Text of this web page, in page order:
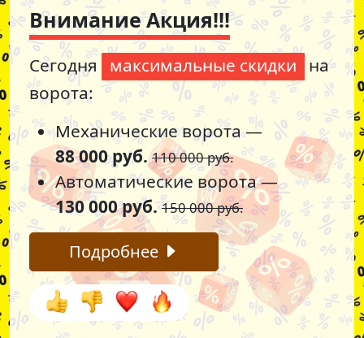
Внимание Акция!!!
Сегодня максимальные скидки на
ворота:
Механические ворота —
88 000 руб. 110 000 руб.
Автоматические ворота —
130 000 руб. 150 000 руб.
Подробнее